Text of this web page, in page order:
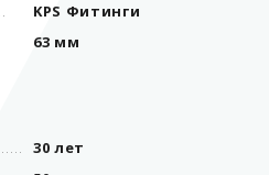
KPS Фитинги
63 мм
30 лет